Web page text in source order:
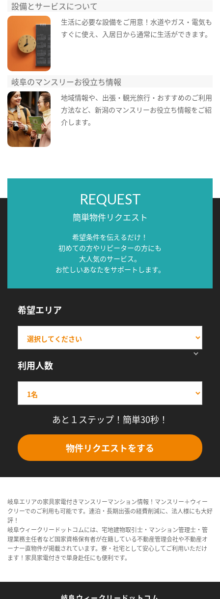
設備とサービスについて
生活に必要な設備をご用意！水道やガス・電気も
すぐに使え、入居日から通常に生活ができます。
岐阜のマンスリーお役立ち情報
地域情報や、出張・観光旅行・おすすめのご利用
方法など、新潟のマンスリーお役立ち情報をご紹
介します。
REQUEST
簡単物件リクエスト
希望条件を伝えるだけ！
初めての方やリピーターの方にも
大人気のサービス。
お忙しいあなたをサポートします。
希望エリア
利用人数
あと１ステップ！簡単30秒！
物件リクエストをする
岐阜エリアの家具家電付きマンスリーマンション情報！マンスリー＋ウィー
クリーでのご利用も可能です。連泊・長期出張の経費削減に、法人様にも大好
評！
岐阜ウィークリードットコムには、宅地建物取引士・マンション管理士・管
理業務主任者など国家資格保有者が在籍している不動産管理会社や不動産オ
ーナー直物件が掲載されています。寮・社宅として安心してご利用いただけ
ます！家具家電付きで単身赴任にも便利です。